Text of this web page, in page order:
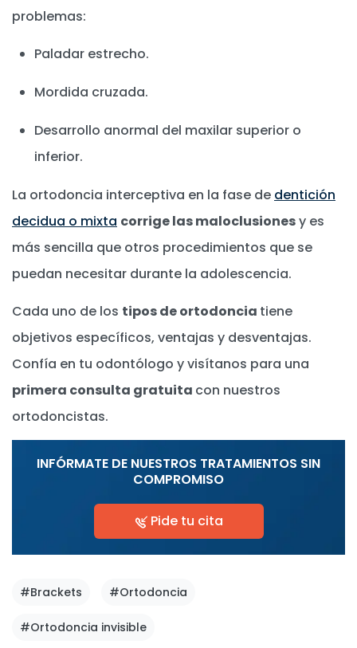
problemas:
Paladar estrecho.
Mordida cruzada.
Desarrollo anormal del maxilar superior o
inferior.
La ortodoncia interceptiva en la fase de dentición
decidua o mixta corrige las maloclusionesy es
más sencilla que otros procedimientos que se
puedan necesitar durante la adolescencia.
Cada uno de los tipos de ortodoncia tiene
objetivos específicos, ventajas y desventajas.
Confía en tu odontólogo y visítanos para una
primera consulta gratuita con nuestros
ortodoncistas.
INFÓRMATE DE NUESTROS TRATAMIENTOS SIN
COMPROMISO
Pide tu cita
#Brackets #Ortodoncia
#Ortodoncia invisible